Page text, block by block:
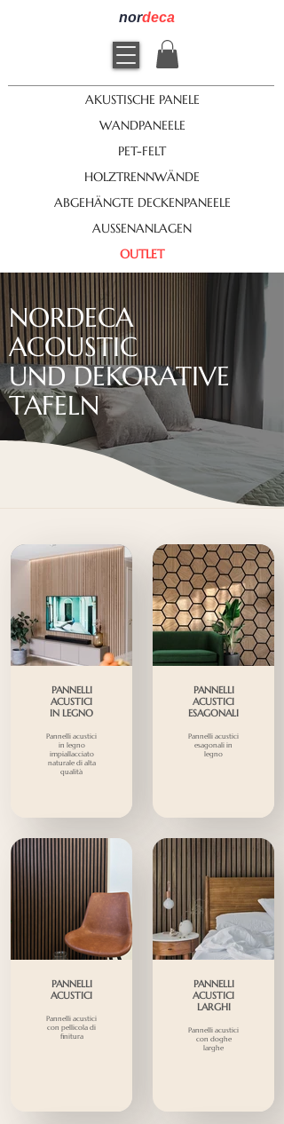
nordeca
AKUSTISCHE PANELE
WANDPANEELE
PET-FELT
HOLZTRENNWÄNDE
ABGEHÄNGTE DECKENPANEELE
AUSSENANLAGEN
OUTLET
NORDECA
ACOUSTIC
UND DEKORATIVE
TAFELN
PANNELLI
ACUSTICI
IN LEGNO
Pannelli acustici
in legno
impiallacciato
naturale di alta
qualità
PANNELLI
ACUSTICI
ESAGONALI
Pannelli acustici
esagonali in
legno
PANNELLI
ACUSTICI
Pannelli acustici
con pellicola di
finitura
PANNELLI
ACUSTICI
LARGHI
Pannelli acustici
con doghe
larghe